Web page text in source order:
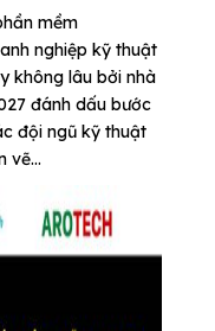
mềm
nghiệp kỹ thuật
không lâu bởi nhà
đánh dấu bước
đội ngũ kỹ thuật
vẽ...